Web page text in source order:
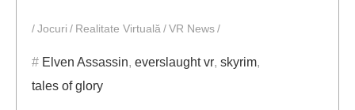
Jocuri Realitate Virtuală VR News
Elven Assassin, everslaught vr, skyrim,
tales of glory